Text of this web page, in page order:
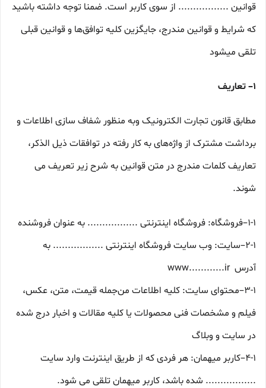
قوانین ................. از سوی کاربر است. ضمنا توجه داشته باشید
که شرایط و قوانین مندرج، جایگزین کلیه توافق‏‌ها و قوانین قبلی
تلقی میشود
۱– تعاریف
مطابق قانون تجارت الکترونیک وبه منظور شفاف سازی اطلاعات و
برداشت مشترک از واژه‌های به کار رفته در توافقات ذیل الذکر،
تعاریف کلمات مندرج در متن قوانین به شرح زیر تعریف می
شوند.
۱-۱–فروشگاه: فروشگاه اینترنتی ................. به عنوان فروشنده
۲-۱–سایت: وب سایت فروشگاه اینترنتی ................. به
آدرس www............ir
۳-۱–محتوای سایت: کلیه اطلاعات من‌جمله قیمت، متن، عکس،
فیلم و مشخصات فنی محصولات یا کلیه مقالات و اخبار درج شده
در سایت و وبلاگ
۴-۱–کاربر میهمان: هر فردی که از طریق اینترنت وارد سایت
................. شده باشد، کاربر میهمان تلقی می شود.